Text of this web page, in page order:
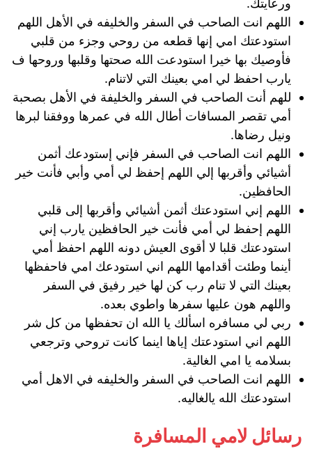
ورعايتك.
اللهم انت الصاحب في السفر والخليفه في الأهل اللهم
استودعتك امي إنها قطعه من روحي وجزء من قلبي
فأوصيك بها خيرا استودعت الله صحتها وقلبها وروحها ف
يارب احفظ لي امي بعينك التي لاتنام.
للهم أنت الصاحب في السفر والخليفة في الأهل بصحبة
أمي تقصر المسافات أطال الله في عمرها ووفقنا لبرها
ونيل رضاها.
اللهم انت الصاحب في السفر فإني إستودعك أثمن
أشيائي وأقربها إلي اللهم إحفظ لي أمي وأبي فأنت خير
الحافظين.
اللهم إني استودعتك أثمن أشيائي وأقربها إلى قلبي
اللهم إحفظ لي أمي فأنت خير الحافظين يارب إني
استودعتك قلبا لا أقوى العيش دونه اللهم احفظ أمي
أينما وطئت أقدامها اللهم اني استودعك امي فاحفظها
بعينك التي لا تنام رب كن لها خير رفيق في السفر
واللهم هون عليها سفرها واطوي بعده.
ربي لي مسافره اسألك يا الله ان تحفظها من كل شر
اللهم اني استودعتك إياها اينما كانت تروحي وترجعي
بسلامه يا امي الغالية.
اللهم انت الصاحب في السفر والخليفه في الاهل أمي
استودعتك الله يالغاليه.
رسائل لامي المسافرة